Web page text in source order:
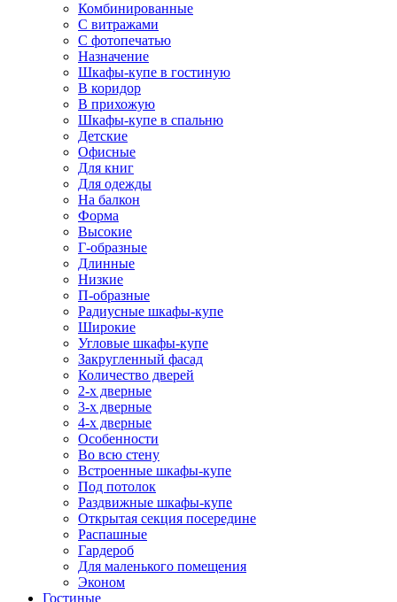
Комбинированные
С витражами
С фотопечатью
Назначение
Шкафы-купе в гостиную
В коридор
В прихожую
Шкафы-купе в спальню
Детские
Офисные
Для книг
Для одежды
На балкон
Форма
Высокие
Г-образные
Длинные
Низкие
П-образные
Радиусные шкафы-купе
Широкие
Угловые шкафы-купе
Закругленный фасад
Количество дверей
2-х дверные
3-х дверные
4-х дверные
Особенности
Во всю стену
Встроенные шкафы-купе
Под потолок
Раздвижные шкафы-купе
Открытая секция посередине
Распашные
Гардероб
Для маленького помещения
Эконом
Гостиные